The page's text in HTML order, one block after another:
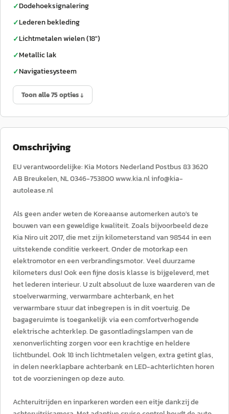
✓Dodehoeksignalering
✓Lederen bekleding
✓Lichtmetalen wielen (18")
✓Metallic lak
✓Navigatiesysteem
Toon alle 75 opties ↓
Omschrijving
EU verantwoordelijke: Kia Motors Nederland Postbus 83 3620
AB Breukelen, NL 0346-753800 www.kia.nl info@kia-
autolease.nl
Als geen ander weten de Koreaanse automerken auto's te
bouwen van een geweldige kwaliteit. Zoals bijvoorbeeld deze
Kia Niro uit 2017, die met zijn kilometerstand van 98544 in een
uitstekende conditie verkeert. Onder de motorkap een
elektromotor en een verbrandingsmotor. Veel duurzame
kilometers dus! Ook een fijne dosis klasse is bijgeleverd, met
het lederen interieur. U zult absoluut de luxe waarderen van de
stoelverwarming, verwarmbare achterbank, en het
verwarmbare stuur dat inbegrepen is in dit voertuig. De
bagageruimte is toegankelijk via een comfortverhogende
elektrische achterklep. De gasontladingslampen van de
xenonverlichting zorgen voor een krachtige en heldere
lichtbundel. Ook 18 inch lichtmetalen velgen, extra getint glas,
in delen neerklapbare achterbank en LED-achterlichten horen
tot de voorzieningen op deze auto.
Achteruitrijden en inparkeren worden een eitje dankzij de